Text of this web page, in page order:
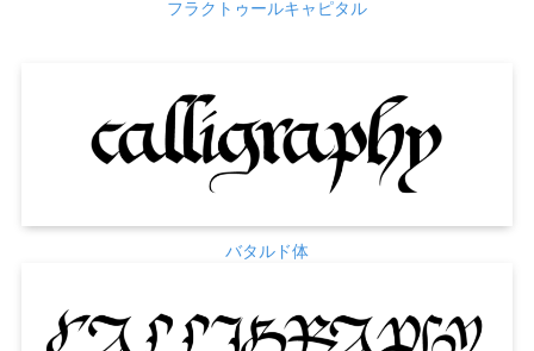
フラクトゥールキャピタル
バタルド体